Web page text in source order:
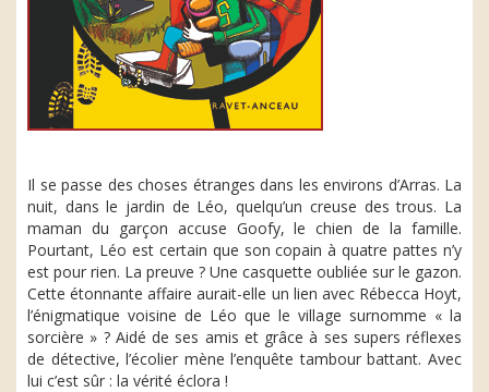
Il se passe des choses étranges dans les environs d’Arras. La
nuit, dans le jardin de Léo, quelqu’un creuse des trous. La
maman du garçon accuse Goofy, le chien de la famille.
Pourtant, Léo est certain que son copain à quatre pattes n’y
est pour rien. La preuve ? Une casquette oubliée sur le gazon.
Cette étonnante affaire aurait-elle un lien avec Rébecca Hoyt,
l’énigmatique voisine de Léo que le village surnomme « la
sorcière » ? Aidé de ses amis et grâce à ses supers réflexes
de détective, l’écolier mène l’enquête tambour battant. Avec
lui c’est sûr : la vérité éclora !